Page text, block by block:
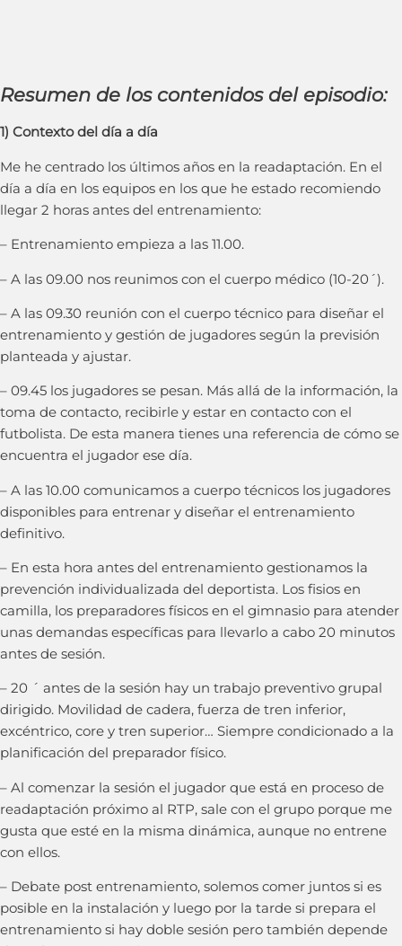
Resumen de los contenidos del episodio:
1) Contexto del día a día
Me he centrado los últimos años en la readaptación. En el
día a día en los equipos en los que he estado recomiendo
llegar 2 horas antes del entrenamiento:
– Entrenamiento empieza a las 11.00.
– A las 09.00 nos reunimos con el cuerpo médico (10-20´).
– A las 09.30 reunión con el cuerpo técnico para diseñar el
entrenamiento y gestión de jugadores según la previsión
planteada y ajustar.
– 09.45 los jugadores se pesan. Más allá de la información, la
toma de contacto, recibirle y estar en contacto con el
futbolista. De esta manera tienes una referencia de cómo se
encuentra el jugador ese día.
– A las 10.00 comunicamos a cuerpo técnicos los jugadores
disponibles para entrenar y diseñar el entrenamiento
definitivo.
– En esta hora antes del entrenamiento gestionamos la
prevención individualizada del deportista. Los fisios en
camilla, los preparadores físicos en el gimnasio para atender
unas demandas específicas para llevarlo a cabo 20 minutos
antes de sesión.
– 20 ´ antes de la sesión hay un trabajo preventivo grupal
dirigido. Movilidad de cadera, fuerza de tren inferior,
excéntrico, core y tren superior… Siempre condicionado a la
planificación del preparador físico.
– Al comenzar la sesión el jugador que está en proceso de
readaptación próximo al RTP, sale con el grupo porque me
gusta que esté en la misma dinámica, aunque no entrene
con ellos.
– Debate post entrenamiento, solemos comer juntos si es
posible en la instalación y luego por la tarde si prepara el
entrenamiento si hay doble sesión pero también depende